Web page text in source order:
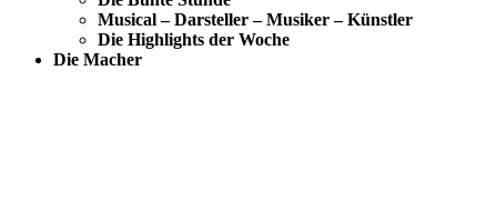
Musical – Darsteller – Musiker – Künstler
Die Highlights der Woche
Die Macher